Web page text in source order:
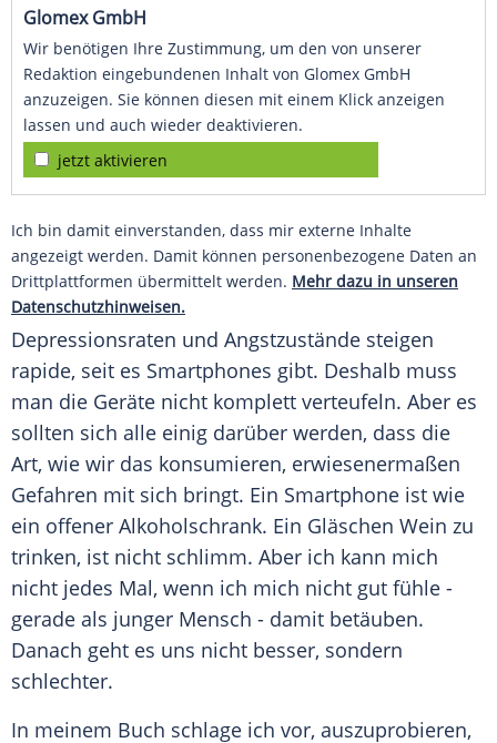
Glomex GmbH
Wir benötigen Ihre Zustimmung, um den von unserer
Redaktion eingebundenen Inhalt von Glomex GmbH
anzuzeigen. Sie können diesen mit einem Klick anzeigen
lassen und auch wieder deaktivieren.
jetzt aktivieren
Ich bin damit einverstanden, dass mir externe Inhalte
angezeigt werden. Damit können personenbezogene Daten an
Drittplattformen übermittelt werden. Mehr dazu in unseren
Datenschutzhinweisen.
Depressionsraten und Angstzustände steigen
rapide, seit es Smartphones gibt. Deshalb muss
man die Geräte nicht komplett verteufeln. Aber es
sollten sich alle einig darüber werden, dass die
Art, wie wir das konsumieren, erwiesenermaßen
Gefahren mit sich bringt. Ein Smartphone ist wie
ein offener Alkoholschrank. Ein Gläschen Wein zu
trinken, ist nicht schlimm. Aber ich kann mich
nicht jedes Mal, wenn ich mich nicht gut fühle -
gerade als junger Mensch - damit betäuben.
Danach geht es uns nicht besser, sondern
schlechter.
In meinem Buch schlage ich vor, auszuprobieren,